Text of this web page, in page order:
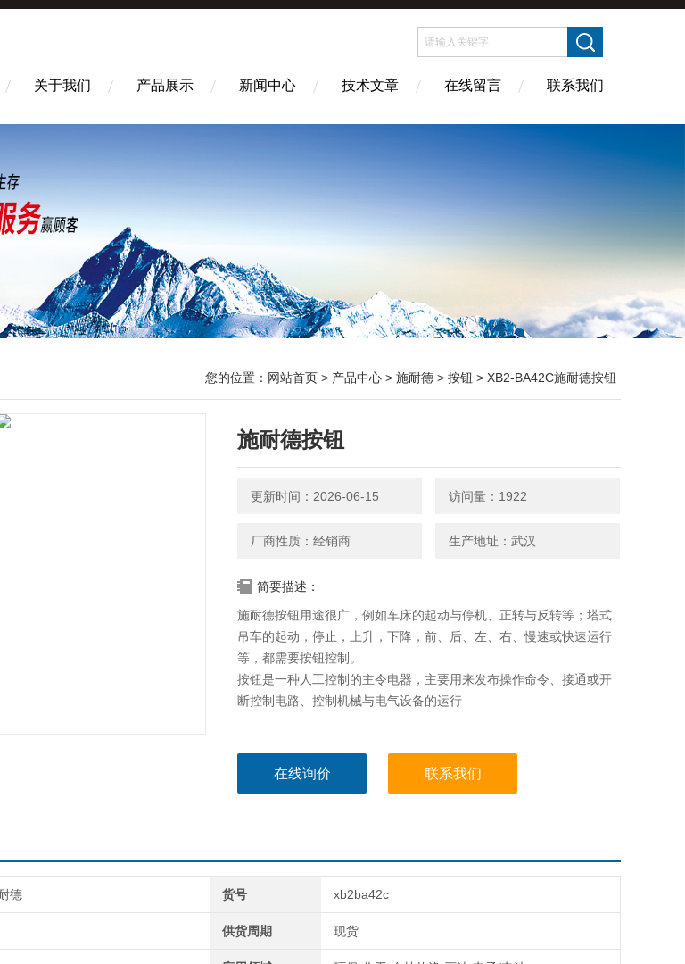
关于我们 产品展示 新闻中心 技术文章 在线留言 联系我们
您的位置： 网站首页 > 产品中心 > 施耐德 > 按钮 > XB2-BA42C施耐德按钮
施耐德按钮
更新时间：2026-06-15 访问量：1922
厂商性质：经销商 生产地址：武汉
简要描述：
施耐德按钮用途很广，例如车床的起动与停机、正转与反转等；塔式
吊车的起动，停止，上升，下降，前、后、左、右、慢速或快速运行
等，都需要按钮控制。
按钮是一种人工控制的主令电器，主要用来发布操作命令、接通或开
断控制电路、控制机械与电气设备的运行
在线询价 联系我们
德 货号 xb2ba42c
供货周期 现货